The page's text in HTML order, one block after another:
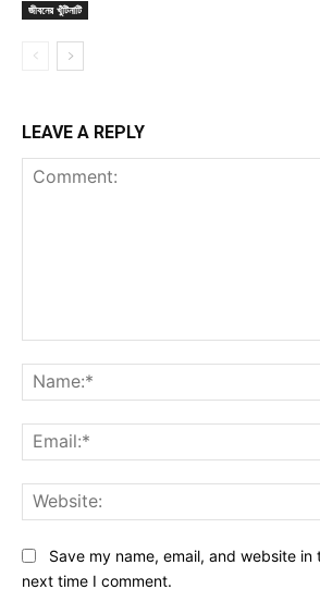
জীবনের খুঁটিনাটি
LEAVE A REPLY
Save my name, email, and website
next time I comment.